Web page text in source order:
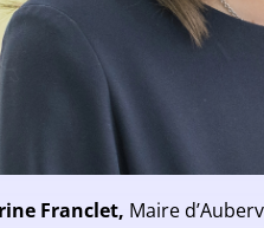
Franclet, Maire